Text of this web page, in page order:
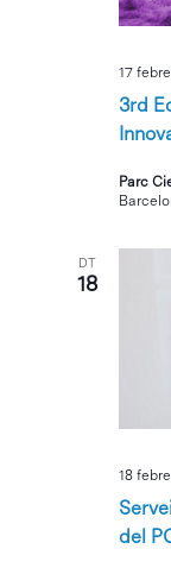
3rd
17
Parc
DT
18
del
18